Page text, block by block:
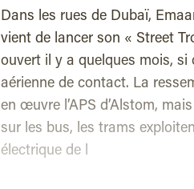
Dans les rues de Dubaï,
vient de lancer son « Street
ouvert il y a quelques mois, si
aérienne de contact. La
en œuvre l’APS d’Alstom,
sur les bus, les trams
électrique de l